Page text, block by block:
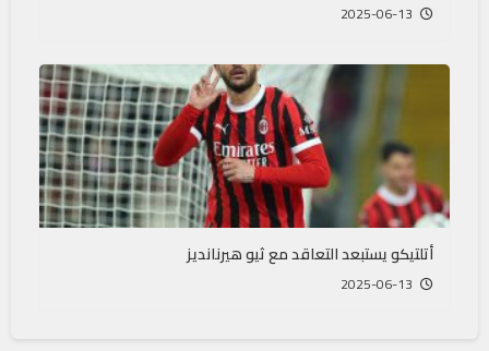
أتلتيكو يستبعد التعاقد مع ثيو هيرنانديز